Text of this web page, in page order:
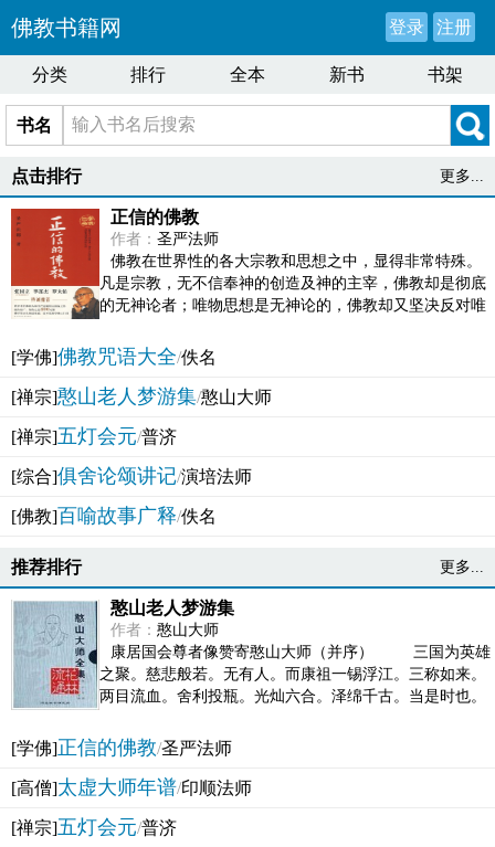
佛教书籍网 登录 注册
分类 排行 全本 新书 书架
书名
点击排行 更多...
正信的佛教
作者： 圣严法师
佛教在世界性的各大宗教和思想之中，显得非常特殊。
凡是宗教，无不信奉神的创造及神的主宰，佛教却是彻底
的无神论者；唯物思想是无神论的，佛教却又坚决反对唯
[学佛]佛教咒语大全/佚名
[禅宗]憨山老人梦游集/憨山大师
[禅宗]五灯会元/普济
[综合]俱舍论颂讲记/演培法师
[佛教]百喻故事广释/佚名
推荐排行 更多...
憨山老人梦游集
作者： 憨山大师
康居国会尊者像赞寄憨山大师（并序） 三国为英雄
之聚。慈悲般若。无有人。而康祖一锡浮江。三称如来。
两目流血。舍利投瓶。光灿六合。泽绵千古。当是时也。
[学佛]正信的佛教/圣严法师
[高僧]太虚大师年谱/印顺法师
[禅宗]五灯会元/普济